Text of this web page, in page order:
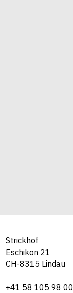
Strickhof
Eschikon 21
CH-8315 Lindau
+41 58 105 98 00